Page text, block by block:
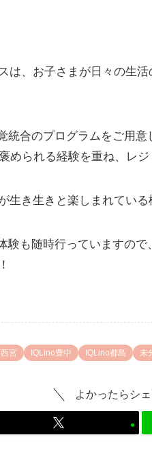
は、お子さまが日々の生
統合のプログラムをご用
められる経験を重ね、レ
生き生きと楽しまれてい
験も随時行っていますので、
宮 IQLino豊中 IQLino都島 未
よかったらシ